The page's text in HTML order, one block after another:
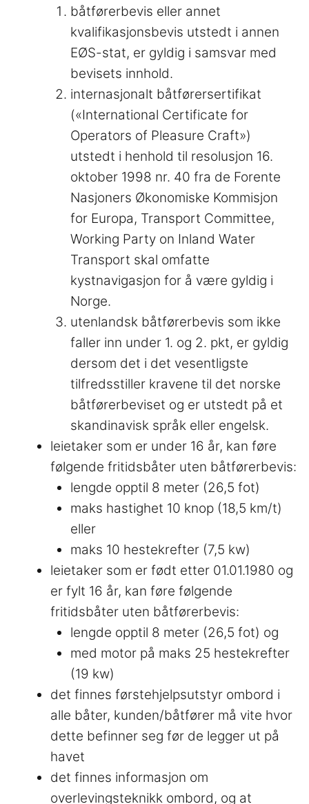
båtførerbevis eller annet
kvalifikasjonsbevis utstedt i annen
EØS-stat, er gyldig i samsvar med
bevisets innhold.
internasjonalt båtførersertifikat
(«International Certificate for
Operators of Pleasure Craft»)
utstedt i henhold til resolusjon 16.
oktober 1998 nr. 40 fra de Forente
Nasjoners Økonomiske Kommisjon
for Europa, Transport Committee,
Working Party on Inland Water
Transport skal omfatte
kystnavigasjon for å være gyldig i
Norge.
utenlandsk båtførerbevis som ikke
faller inn under 1. og 2. pkt, er gyldig
dersom det i det vesentligste
tilfredsstiller kravene til det norske
båtførerbeviset og er utstedt på et
skandinavisk språk eller engelsk.
leietaker som er under 16 år, kan føre
følgende fritidsbåter uten båtførerbevis:
lengde opptil 8 meter (26,5 fot)
maks hastighet 10 knop (18,5 km/t)
eller
maks 10 hestekrefter (7,5 kw)
leietaker som er født etter 01.01.1980 og
er fylt 16 år, kan føre følgende
fritidsbåter uten båtførerbevis:
lengde opptil 8 meter (26,5 fot) og
med motor på maks 25 hestekrefter
(19 kw)
det finnes førstehjelpsutstyr ombord i
alle båter, kunden/båtfører må vite hvor
dette befinner seg før de legger ut på
havet
det finnes informasjon om
overlevingsteknikk ombord, og at